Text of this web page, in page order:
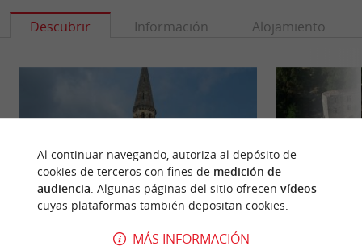
Descubrir Información Alojamiento
Al continuar navegando, autoriza al depósito de
cookies de terceros con fines de medición de
audiencia . Algunas páginas del sitio ofrecen vídeos
cuyas plataformas también depositan cookies.
MÁS INFORMACIÓN